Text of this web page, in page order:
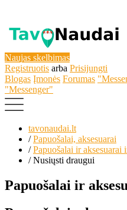
Naujas skelbimas
Registruotis arba Prisijungti
Blogas Įmonės Forumas
"Messenger"
tavonaudai.lt
/Papuošalai, aksesuarai
/Papuošalai ir aksesuarai
/Nusiųsti draugui
Papuošalai ir